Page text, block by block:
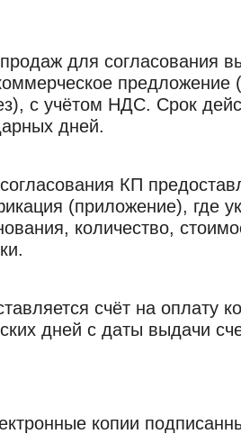
для согласования
предложение
с учётом НДС. Срок
дней.
КП
(приложение), где
количество,
счёт на оплату
дней с даты выдачи
копии